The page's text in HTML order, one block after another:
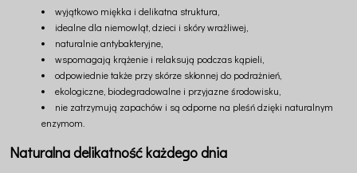
wyjątkowo miękka i delikatna struktura,
idealne dla niemowląt, dzieci i skóry wrażliwej,
naturalnie antybakteryjne,
wspomagają krążenie i relaksują podczas kąpieli,
odpowiednie także przy skórze skłonnej do podrażnień,
ekologiczne, biodegradowalne i przyjazne środowisku,
nie zatrzymują zapachów i są odporne na pleśń dzięki naturalnym
enzymom.
Naturalna delikatność każdego dnia